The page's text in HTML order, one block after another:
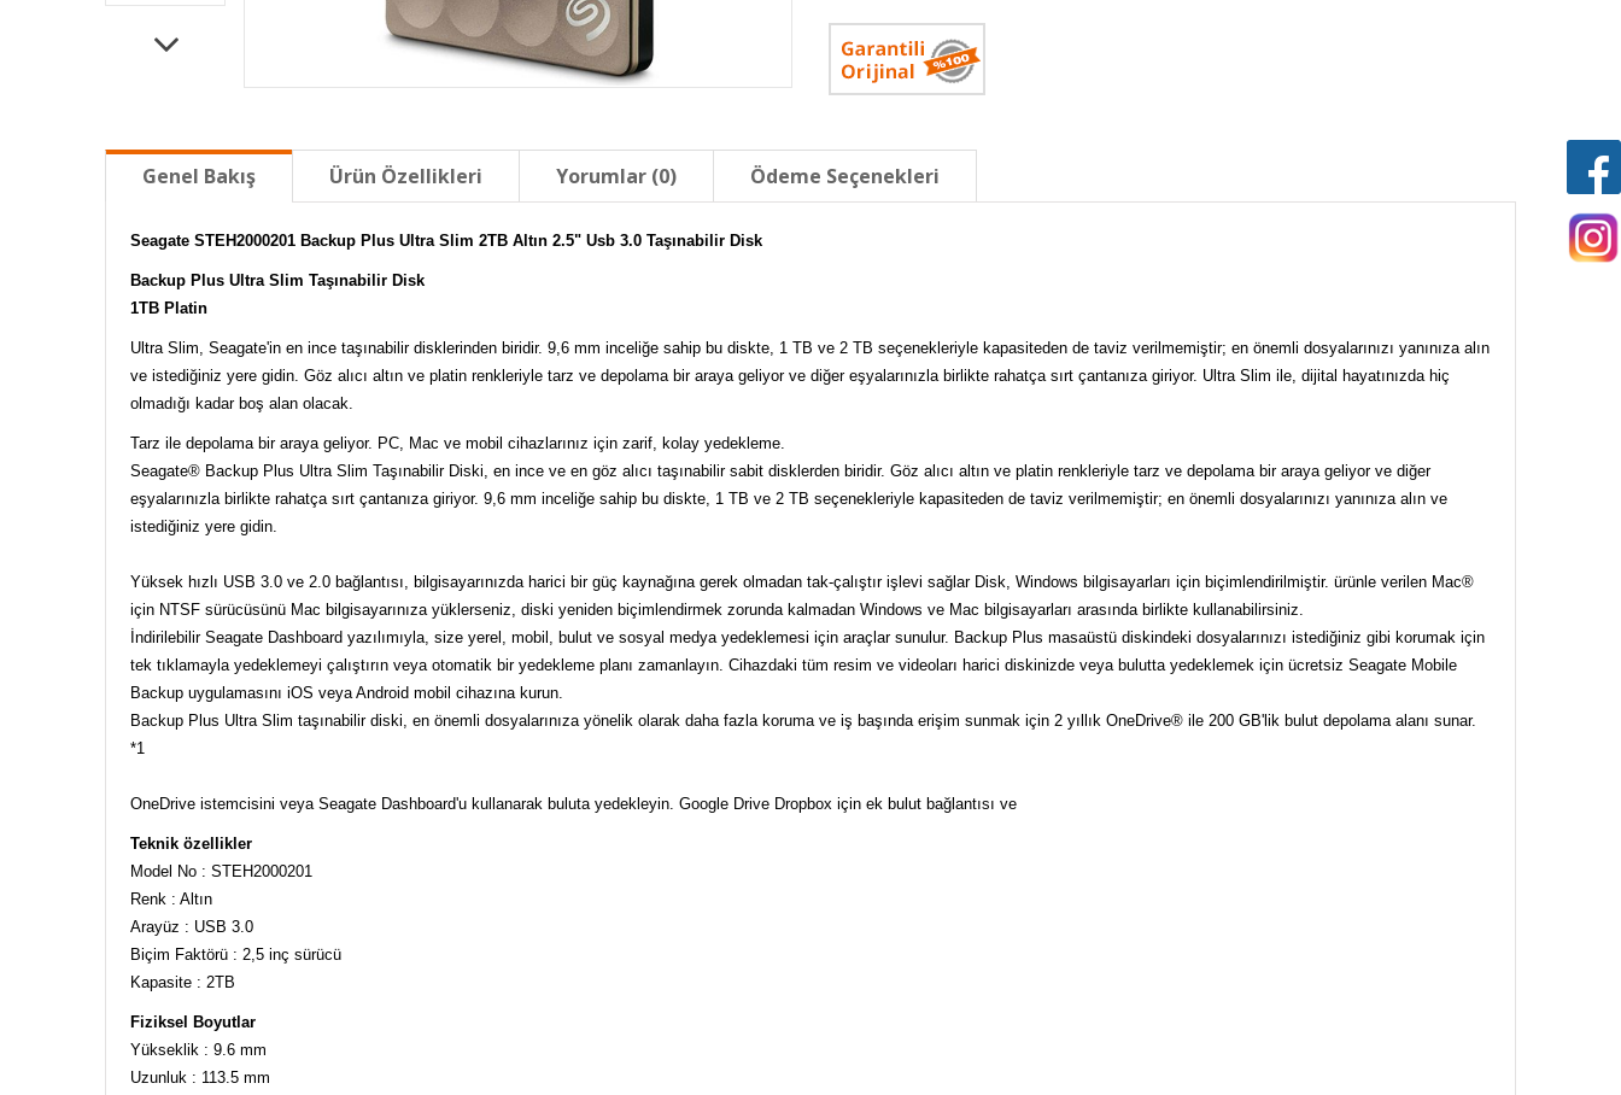
Genel Bakış Ürün Özellikleri Yorumlar (0) Ödeme Seçenekleri
Seagate STEH2000201 Backup Plus Ultra Slim 2TB Altın 2.5" Usb 3.0 Taşınabilir Disk
Backup Plus Ultra Slim Taşınabilir Disk
1TB Platin
Ultra Slim, Seagate'in en ince taşınabilir disklerinden biridir. 9,6 mm inceliğe sahip bu diskte, 1 TB ve 2 TB seçenekleriyle kapasiteden de taviz verilmemiştir; en önemli dosyalarınızı yanınıza alın
ve istediğiniz yere gidin. Göz alıcı altın ve platin renkleriyle tarz ve depolama bir araya geliyor ve diğer eşyalarınızla birlikte rahatça sırt çantanıza giriyor. Ultra Slim ile, dijital hayatınızda hiç
olmadığı kadar boş alan olacak.
Tarz ile depolama bir araya geliyor. PC, Mac ve mobil cihazlarınız için zarif, kolay yedekleme.
Seagate® Backup Plus Ultra Slim Taşınabilir Diski, en ince ve en göz alıcı taşınabilir sabit disklerden biridir. Göz alıcı altın ve platin renkleriyle tarz ve depolama bir araya geliyor ve diğer
eşyalarınızla birlikte rahatça sırt çantanıza giriyor. 9,6 mm inceliğe sahip bu diskte, 1 TB ve 2 TB seçenekleriyle kapasiteden de taviz verilmemiştir; en önemli dosyalarınızı yanınıza alın ve
istediğiniz yere gidin.
Yüksek hızlı USB 3.0 ve 2.0 bağlantısı, bilgisayarınızda harici bir güç kaynağına gerek olmadan tak-çalıştır işlevi sağlar Disk, Windows bilgisayarları için biçimlendirilmiştir. ürünle verilen Mac®
için NTSF sürücüsünü Mac bilgisayarınıza yüklerseniz, diski yeniden biçimlendirmek zorunda kalmadan Windows ve Mac bilgisayarları arasında birlikte kullanabilirsiniz.
İndirilebilir Seagate Dashboard yazılımıyla, size yerel, mobil, bulut ve sosyal medya yedeklemesi için araçlar sunulur. Backup Plus masaüstü diskindeki dosyalarınızı istediğiniz gibi korumak için
tek tıklamayla yedeklemeyi çalıştırın veya otomatik bir yedekleme planı zamanlayın. Cihazdaki tüm resim ve videoları harici diskinizde veya bulutta yedeklemek için ücretsiz Seagate Mobile
Backup uygulamasını iOS veya Android mobil cihazına kurun.
Backup Plus Ultra Slim taşınabilir diski, en önemli dosyalarınıza yönelik olarak daha fazla koruma ve iş başında erişim sunmak için 2 yıllık OneDrive® ile 200 GB'lik bulut depolama alanı sunar.
*1
OneDrive istemcisini veya Seagate Dashboard'u kullanarak buluta yedekleyin. Google Drive Dropbox için ek bulut bağlantısı ve
Teknik özellikler
Model No : STEH2000201
Renk : Altın
Arayüz : USB 3.0
Biçim Faktörü : 2,5 inç sürücü
Kapasite : 2TB
Fiziksel Boyutlar
Yükseklik : 9.6 mm
Uzunluk : 113.5 mm